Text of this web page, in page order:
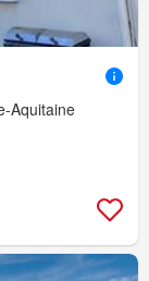
Aquitaine